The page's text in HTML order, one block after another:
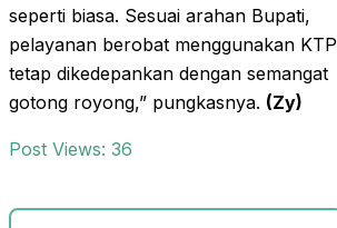
seperti biasa. Sesuai arahan Bupati,
pelayanan berobat menggunakan KTP
tetap dikedepankan dengan semangat
gotong royong,” pungkasnya. (Zy)
Post Views: 36